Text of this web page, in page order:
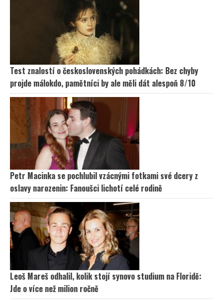
Test znalostí o československých pohádkách: Bez chyby
projde málokdo, pamětníci by ale měli dát alespoň 8/10
Petr Macinka se pochlubil vzácnými fotkami své dcery z
oslavy narozenin: Fanoušci lichotí celé rodině
Leoš Mareš odhalil, kolik stojí synovo studium na Floridě:
Jde o více než milion ročně